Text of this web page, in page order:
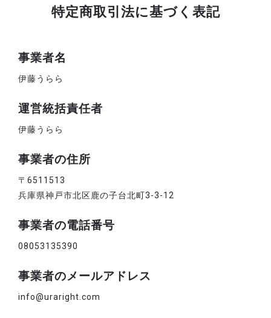
特定商取引法に基づく表記
事業者名
伊藤うらら
運営統括責任者
伊藤うらら
事業者の住所
〒6511513
兵庫県神戸市北区鹿の子台北町3-3-12
事業者の電話番号
08053135390
事業者のメールアドレス
info@uraright.com